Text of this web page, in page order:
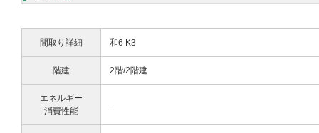
間取り詳細 和6 K3
階建 2階/2階建
エネルギー
消費性能
-